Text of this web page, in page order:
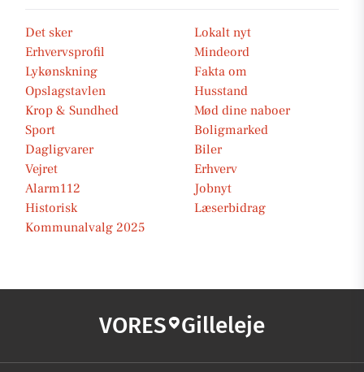
Det sker
Lokalt nyt
Erhvervsprofil
Mindeord
Lykønskning
Fakta om
Opslagstavlen
Husstand
Krop & Sundhed
Mød dine naboer
Sport
Boligmarked
Dagligvarer
Biler
Vejret
Erhverv
Alarm112
Jobnyt
Historisk
Læserbidrag
Kommunalvalg 2025
VORES Gilleleje